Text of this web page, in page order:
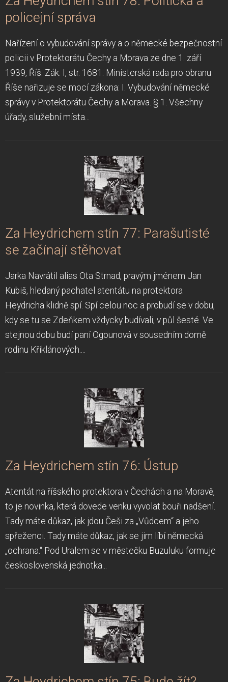
policejní správa
Nařízení o vybudování správy a o německé bezpečnostní
policii v Protektorátu Čechy a Morava ze dne 1. září
1939, Říš. Zák. I, str. 1681. Ministerská rada pro obranu
Říše nařizuje se mocí zákona: I. Vybudování německé
správy v Protektorátu Čechy a Morava. § 1. Všechny
úřady, služební místa...
Za Heydrichem stín 77: Parašutisté
se začínají stěhovat
Jarka Navrátil alias Ota Strnad, pravým jménem Jan
Kubiš, hledaný pachatel atentátu na protektora
Heydricha klidně spí. Spí celou noc a probudí se v dobu,
kdy se tu se Zdeňkem vždycky budívali, v půl šesté. Ve
stejnou dobu budí paní Ogounová v sousedním domě
rodinu Křiklánových....
Za Heydrichem stín 76: Ústup
Atentát na říšského protektora v Čechách a na Moravě,
to je novinka, která dovede venku vyvolat bouři nadšení.
Tady máte důkaz, jak jdou Češi za „Vůdcem“ a jeho
spřeženci. Tady máte důkaz, jak se jim líbí německá
„ochrana.“ Pod Uralem se v městečku Buzuluku formuje
československá jednotka...